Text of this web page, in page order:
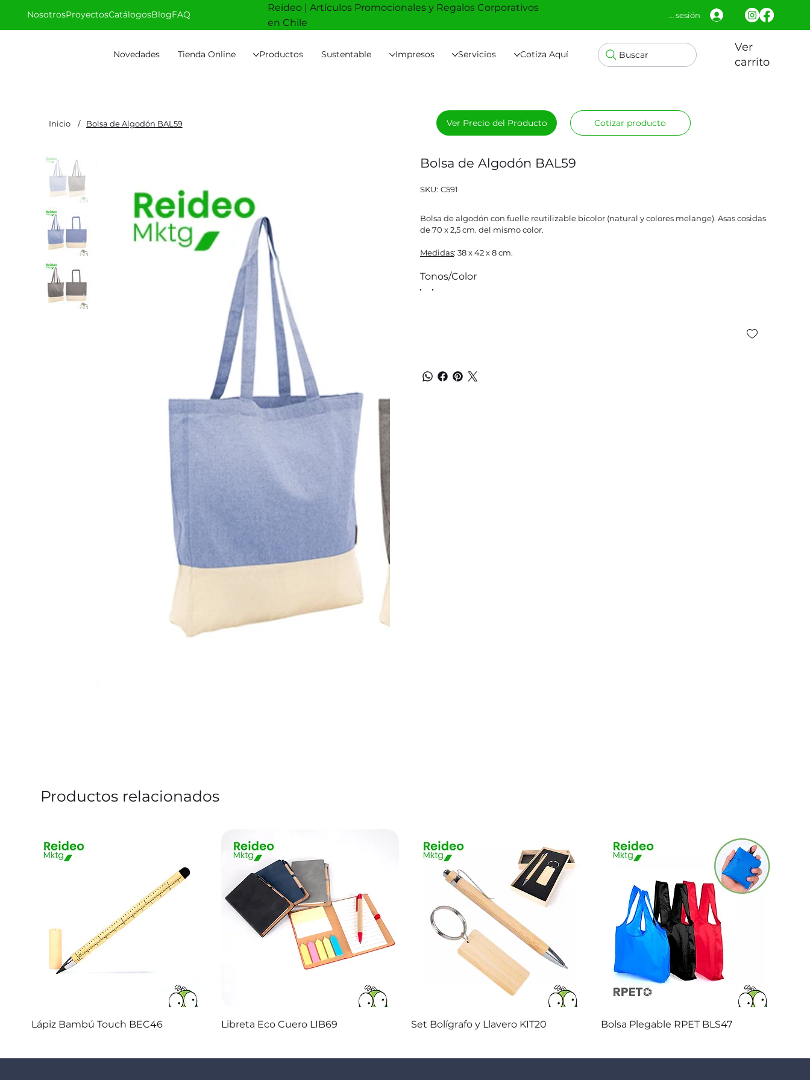
Novedades Tienda Online Productos Sustentable Impresos Servicios Cotiza Aquí Buscar
Ver
carrito
NosotrosProyectosCatálogosBlogFAQ
Reideo | Artículos Promocionales y Regalos Corporativos
en Chile
Iniciar sesión
Inicio / Bolsa de Algodón BAL59
Bolsa de Algodón BAL59
SKU: SKU
C591
C591
Bolsa de algodón con fuelle reutilizable bicolor (natural y colores melange). Asas cosidas
de 70 x 2,5 cm. del mismo color.
Medidas: 38 x 42 x 8 cm.
Tonos/Color
Ver Precio del Producto Cotizar producto
Productos relacionados
Vista rápida
Lápiz Bambú Touch BEC46 Vista rápida
Libreta Eco Cuero LIB69 Vista rápida
Set Bolígrafo y Llavero KIT20 Vista rápida
Bolsa Plegable RPET BLS47